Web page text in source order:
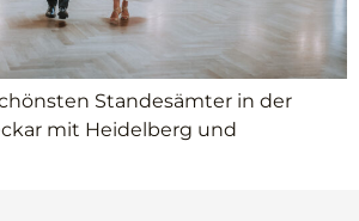
Standesämter in der
mit Heidelberg und